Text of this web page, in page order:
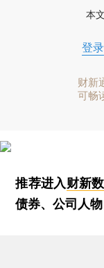
本
登录
财新
可畅
推荐进入财新
债券、公司人